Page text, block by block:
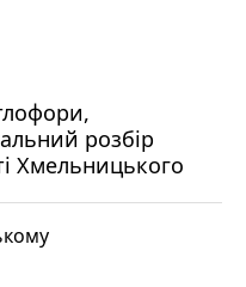
розбір
Хмельницького